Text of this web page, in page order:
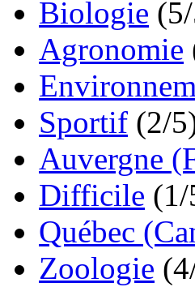
Biologie
Agronomie
Sportif (2/
Auvergne
Difficile (1/
Québec
Zoologie